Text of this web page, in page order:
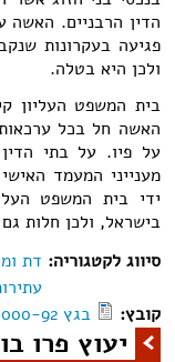
הדין הרבניים.
ולכן היא בטלה.
בית המשפט העליון
האשה חל בכל ערכאות
על פיו. על בתי
מענייני המעמד
ידי בית המשפט
בישראל, ולכן חלות
סיווג לקטגוריה: דת
קובץ:
בגץ 1000-92 בבלי נ' בית הדין הרבני.doc
יעוץ פרו